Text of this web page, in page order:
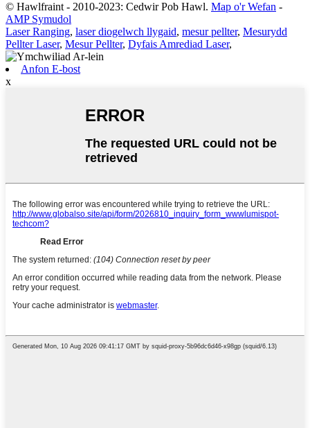
© Hawlfraint - 2010-2023: Cedwir Pob Hawl. Map o'r Wefan -
AMP Symudol
Laser Ranging, laser diogelwch llygaid, mesur pellter, Mesurydd
Pellter Laser, Mesur Pellter, Dyfais Amrediad Laser,
Anfon E-bost
x